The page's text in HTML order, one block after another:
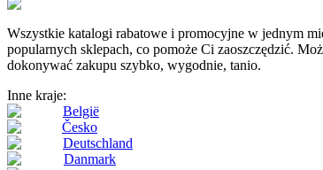
Wszystkie katalogi rabatowe i promocyjne w jednym
popularnych sklepach, co pomoże Ci zaoszczędzić.
dokonywać zakupu szybko, wygodnie, tanio.
Inne kraje:
België
Česko
Deutschland
Danmark